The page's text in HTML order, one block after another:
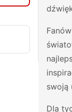
swoją
Dla